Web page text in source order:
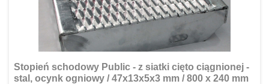
Stopień schodowy Public - z siatki cięto ciągnionej -
stal, ocynk ogniowy / 47x13x5x3 mm / 800 x 240 mm